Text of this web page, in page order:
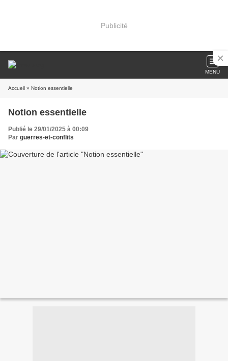
Publicité
MENU
Accueil » Notion essentielle
Notion essentielle
Publié le 29/01/2025 à 00:09
Par guerres-et-conflits